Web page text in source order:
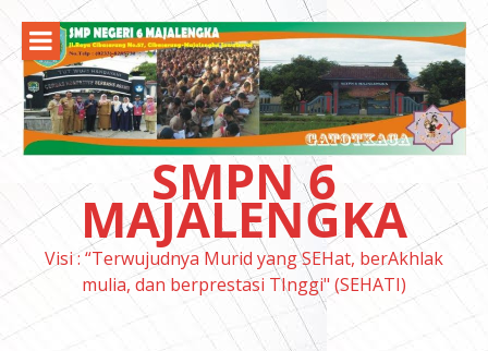
konten
SMPN 6
MAJALENGKA
Visi : “Terwujudnya Murid yang SEHat, berAkhlak
mulia, dan berprestasi TInggi" (SEHATI)